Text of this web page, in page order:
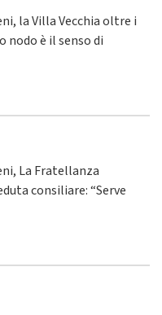
la Villa Vecchia oltre i
nodo è il senso di
La Fratellanza
consiliare: “Serve